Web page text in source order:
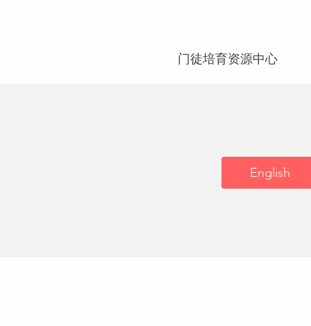
门徒培育资源中心
English